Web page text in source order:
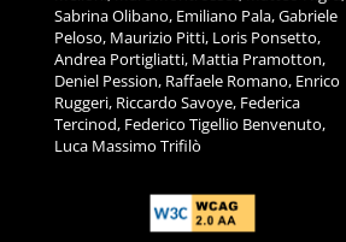
Sabrina Olibano, Emiliano Pala, Gabriele
Peloso, Maurizio Pitti, Loris Ponsetto,
Andrea Portigliatti, Mattia Pramotton,
Deniel Pession, Raffaele Romano, Enrico
Ruggeri, Riccardo Savoye, Federica
Tercinod, Federico Tigellio Benvenuto,
Luca Massimo Trifilò